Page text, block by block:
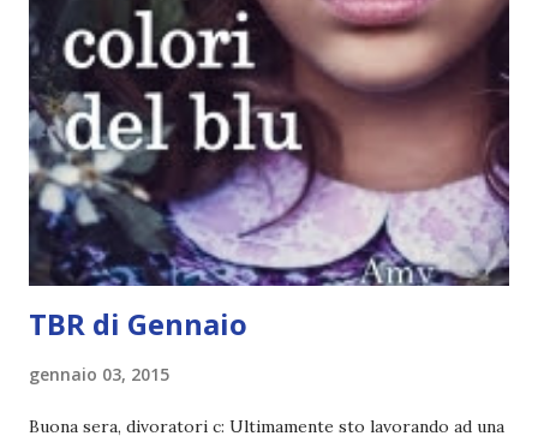
troppo fissata con questo genere ma ho letto pochi libri
thriller e vorrei davvero iniziarne qualcuno. Attraverso il
fuoco - Josephine Angeline \\ 19 settembre. Qualsiasi
libro cita anche soltanto "Salem" deve essere
assolutamente mio. Sono affascinata dalla storia delle
streghe di Salem e se oltre alle streghe aggiungiamo
mondi paralleli e gemelle malefiche, la mia curiosità monta
alle st...
TBR di Gennaio
gennaio 03, 2015
Buona sera, divoratori c: Ultimamente sto lavorando ad una